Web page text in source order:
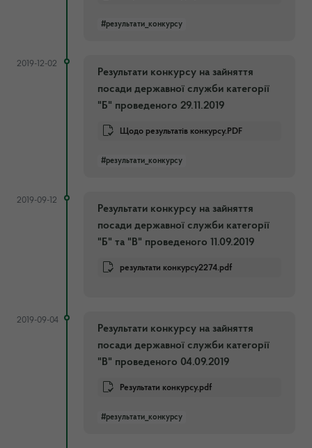
#результати_конкурсу
2019-12-02
Результати конкурсу на зайняття
посади державної служби категорії
"Б" проведеного 29.11.2019
Щодо результатів конкурсу.PDF
#результати_конкурсу
2019-09-12
Результати конкурсу на зайняття
посади державної служби категорії
"Б" та "В" проведеного 11.09.2019
результати конкурсу2274.pdf
2019-09-04
Результати конкурсу на зайняття
посади державної служби категорії
"В" проведеного 04.09.2019
Результати конкурсу.pdf
#результати_конкурсу